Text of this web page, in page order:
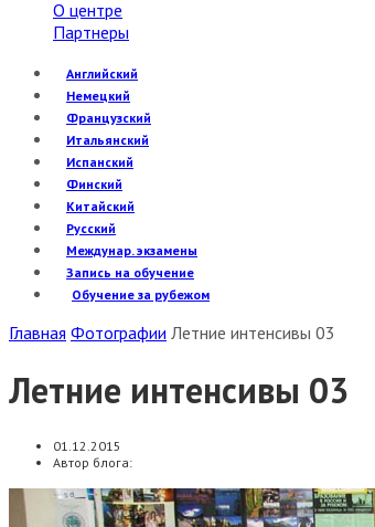
О центре
Партнеры
Английский
Немецкий
Французский
Итальянский
Испанский
Финский
Китайский
Русский
Междунар. экзамены
Запись на обучение
Обучение за рубежом
Главная Фотографии Летние интенсивы 03
Летние интенсивы 03
01.12.2015
Автор блога: